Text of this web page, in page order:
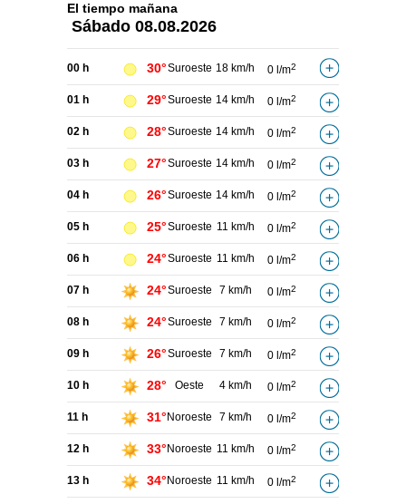
El tiempo mañana
Sábado 08.08.2026
00 h 30°Suroeste 18 km/h 0 l/m2
01 h 29°Suroeste 14 km/h 0 l/m2
02 h 28°Suroeste 14 km/h 0 l/m2
03 h 27°Suroeste 14 km/h 0 l/m2
04 h 26°Suroeste 14 km/h 0 l/m2
05 h 25°Suroeste 11 km/h 0 l/m2
06 h 24°Suroeste 11 km/h 0 l/m2
07 h 24°Suroeste 7 km/h 0 l/m2
08 h 24°Suroeste 7 km/h 0 l/m2
09 h 26°Suroeste 7 km/h 0 l/m2
10 h 28° Oeste 4 km/h 0 l/m2
11 h 31° Noroeste 7 km/h 0 l/m2
12 h 33° Noroeste 11 km/h 0 l/m2
13 h 34° Noroeste 11 km/h 0 l/m2